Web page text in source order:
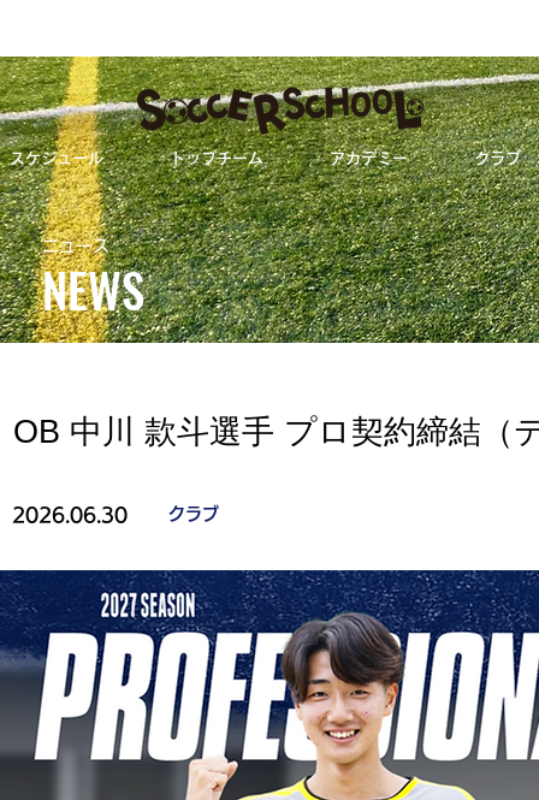
スケジュール トップチーム アカデミー クラブ
OB 中川 款斗選手 プロ契約締結（テゲバジャ
ALL トップチーム
OB 中川 款斗選手 プロ契約締結（
2026.06.30 クラブ
NEWS
ニュース